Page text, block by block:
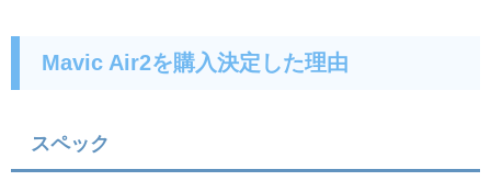
Mavic Air2を購入決定した理由
スペック